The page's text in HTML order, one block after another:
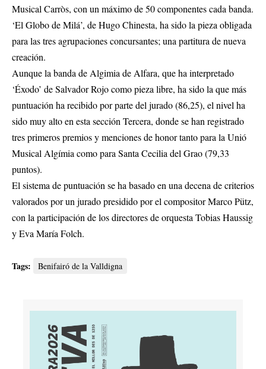
Musical Carròs, con un máximo de 50 componentes cada banda.
‘El Globo de Milá’, de Hugo Chinesta, ha sido la pieza obligada
para las tres agrupaciones concursantes; una partitura de nueva
creación.
Aunque la banda de Algimia de Alfara, que ha interpretado
‘Éxodo’ de Salvador Rojo como pieza libre, ha sido la que más
puntuación ha recibido por parte del jurado (86,25), el nivel ha
sido muy alto en esta sección Tercera, donde se han registrado
tres primeros premios y menciones de honor tanto para la Unió
Musical Algímia como para Santa Cecilia del Grao (79,33
puntos).
El sistema de puntuación se ha basado en una decena de criterios
valorados por un jurado presidido por el compositor Marco Pütz,
con la participación de los directores de orquesta Tobias Haussig
y Eva María Folch.
Tags: Benifairó de la Valldigna